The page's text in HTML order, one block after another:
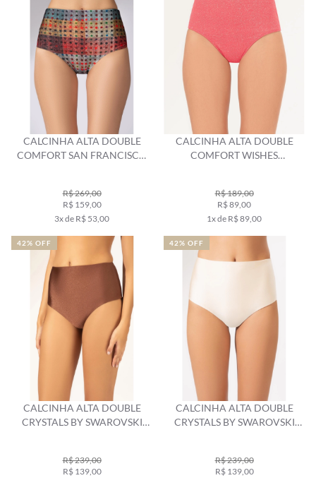
CALCINHA ALTA DOUBLE
COMFORT SAN FRANCISCO
R$ 269,00
R$ 159,00
3x de R$ 53,00
CALCINHA ALTA DOUBLE
COMFORT WISHES
R$ 189,00
R$ 89,00
1x de R$ 89,00
CALCINHA ALTA DOUBLE
CRYSTALS BY SWAROVSKI
R$ 239,00
R$ 139,00
42% OFF
CALCINHA ALTA DOUBLE
CRYSTALS BY SWAROVSKI
R$ 239,00
R$ 139,00
42% OFF